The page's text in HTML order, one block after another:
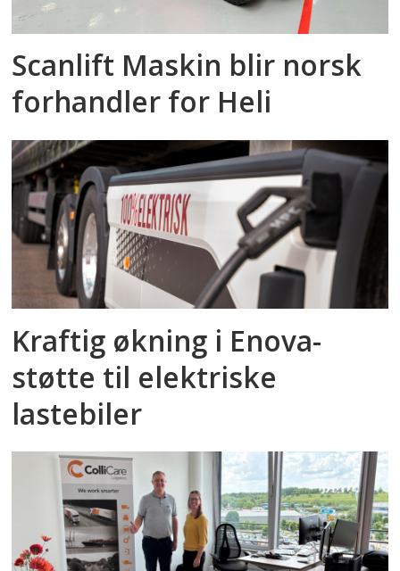
Scanlift Maskin blir norsk
forhandler for Heli
Kraftig økning i Enova-
støtte til elektriske
lastebiler